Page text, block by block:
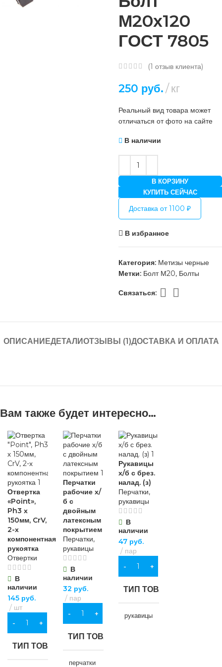
М20х120
ГОСТ 7805
(1 отзыв клиента)
250 руб. кг
Реальный вид товара может
отличаться от фото на сайте
В наличии
В КОРЗИНУ
КУПИТЬ СЕЙЧАС
Доставка от 1100 ₽
В избранное
Категория: Метизы черные
Метки: Болт М20, Болты
Связаться:
ОПИСАНИЕДЕТАЛИОТЗЫВЫ (1)ДОСТАВКА И ОПЛАТА
Вам также будет интересно…
Отвертка
«Point»,
Ph3 х
150мм, CrV,
2-х
компонентная
рукоятка
Отвертки
В
наличии
145 руб.
шт
В КОРЗИНУ
ТИП ТОВАРА
Перчатки
рабочие х/
б с
двойным
латексным
покрытием
Перчатки,
рукавицы
В
наличии
32 руб.
пар
В КОРЗИНУ
ТИП ТОВАРА
перчатки
Рукавицы
х/б с брез.
налад. (з)
Перчатки,
рукавицы
В
наличии
47 руб.
пар
В КОРЗИНУ
ТИП ТОВАРА
рукавицы